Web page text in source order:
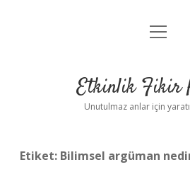
Anasayfa
Yasal Uyarı
menüyü
Etkinlik Fikir
Unutulmaz anlar için
Etiket: Bilimsel argüman